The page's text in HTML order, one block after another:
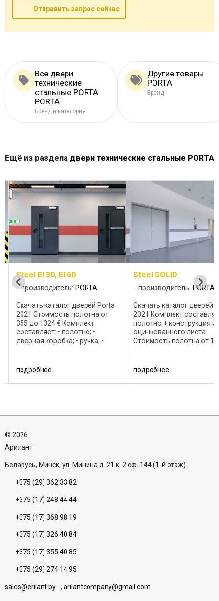
Отправить запрос сейчас
Все двери
технические
стальные PORTA
PORTA
Бренд и категория
Другие товары
PORTA
Бренд
Ещё из раздела двери технические стальные PORTA
Steel EI 30, EI 60
производитель: PORTA
Скачать каталог дверей Porta
2021 Стоимость полотна от
355 до 1024 € Комплект
составляет: • полотно; •
дверная коробка; • ручка; •
Огнестойкость 30 мин EI 60
Огнестойкость 60 мин
Дымонепроницаемость ...
подробнее
Steel SOLID
производитель: PORTA
Скачать каталог дверей
2021 Комплект
полотно + конструкция из
оцинкованного листа.
Стоимость полотна от
БОЛЬШАЯ Складная; •
регулируемая коробка
(standard), Регулируемая
подробнее
© 2026
Aрилант
Беларусь, Минск, ул. Минина д. 21 к. 2 оф. 144 (1-й этаж)
+375 (29) 362 33 82
+375 (17) 248 44 44
+375 (17) 368 98 19
+375 (17) 326 40 84
+375 (17) 355 40 85
+375 (29) 274 14 95
sales@erilant.by , arilantcompany@gmail.com